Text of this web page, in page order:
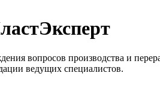
вопросов производства и
ведущих специалистов.